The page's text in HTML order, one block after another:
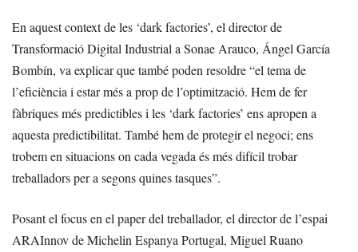
En aquest context de les ‘dark factories’, el director de
Transformació Digital Industrial a Sonae Arauco, Ángel García
Bombín, va explicar que també poden resoldre “el tema de
l’eficiència i estar més a prop de l’optimització. Hem de fer
fàbriques més predictibles i les ‘dark factories’ ens apropen a
aquesta predictibilitat. També hem de protegir el negoci; ens
trobem en situacions on cada vegada és més difícil trobar
treballadors per a segons quines tasques”.
Posant el focus en el paper del treballador, el director de l’espai
ARAInnov de Michelin Espanya Portugal, Miguel Ruano